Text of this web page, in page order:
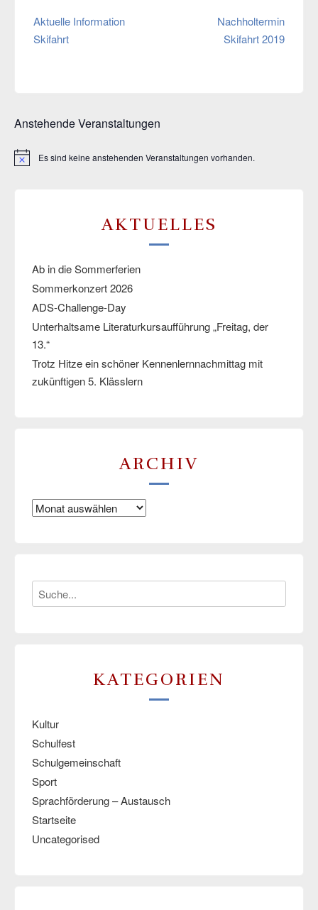
Beitragsnavigation
Aktuelle Information
Skifahrt
Nachholtermin
Skifahrt 2019
Anstehende Veranstaltungen
HinweisEs sind keine anstehenden Veranstaltungen vorhanden.
AKTUELLES
Ab in die Sommerferien
Sommerkonzert 2026
ADS-Challenge-Day
Unterhaltsame Literaturkursaufführung „Freitag, der
13.“
Trotz Hitze ein schöner Kennenlernnachmittag mit
zukünftigen 5. Klässlern
ARCHIV
Archiv
KATEGORIEN
Kultur
Schulfest
Schulgemeinschaft
Sport
Sprachförderung – Austausch
Startseite
Uncategorised